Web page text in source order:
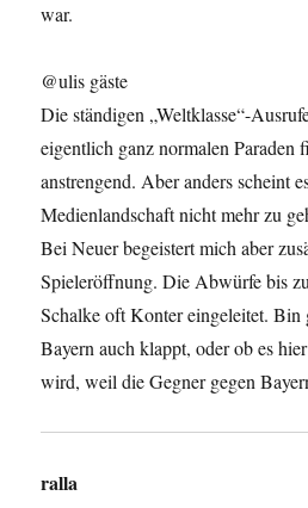
war.
@ulis gäste
Die ständigen „Weltklasse“-
eigentlich ganz normalen Paraden
anstrengend. Aber anders scheint
Medienlandschaft nicht mehr zu
Bei Neuer begeistert mich aber
Spieleröffnung. Die Abwürfe bis
Schalke oft Konter eingeleitet. Bin
Bayern auch klappt, oder ob es
wird, weil die Gegner gegen
ralla